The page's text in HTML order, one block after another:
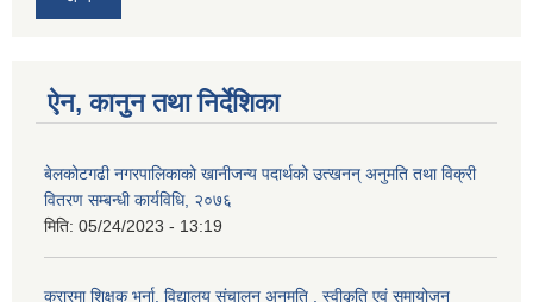
ऐन, कानुन तथा निर्देशिका
बेलकोटगढी नगरपालिकाको खानीजन्य पदार्थको उत्खनन् अनुमति तथा विक्री
वितरण सम्बन्धी कार्यविधि, २०७६
मिति: 05/24/2023 - 13:19
करारमा शिक्षक भर्ना, विद्यालय संचालन अनुमति , स्वीकृति एवं समायोजन